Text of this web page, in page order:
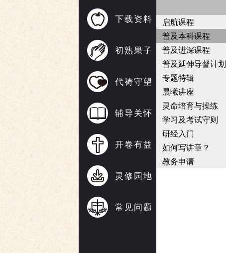
下载资料
初熟果子
代祷守望
辅导关怀
开卷有益
灵修园地
常见问题
启航课程
普及本科课程
普及进深课程
普及延伸导督计划
专题特辑
晨曦讲座
灵命培育与操练
学习及考试守则
研经入门
如何写讲章？
教务申请